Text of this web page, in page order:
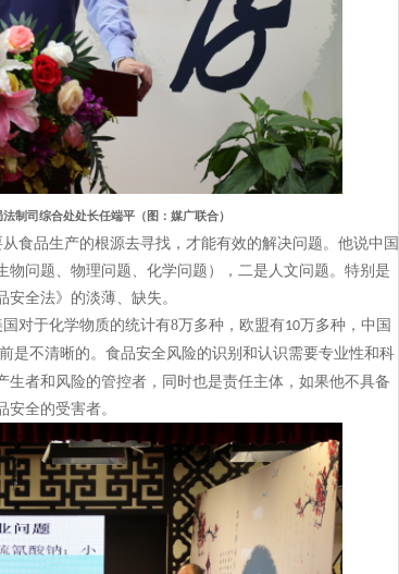
制司综合处处长任端平（图：媒广联合）
食品生产的根源去寻找，才能有效的解决问题。他说中国
问题、物理问题、化学问题），二是人文问题。特别是
全法》的淡薄、缺失。
对于化学物质的统计有8万多种，欧盟有10万多种，中国
是不清晰的。食品安全风险的识别和认识需要专业性和科
者和风险的管控者，同时也是责任主体，如果他不具备
全的受害者。